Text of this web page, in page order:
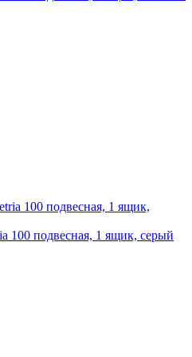
100 подвесная, 1 ящик, серый